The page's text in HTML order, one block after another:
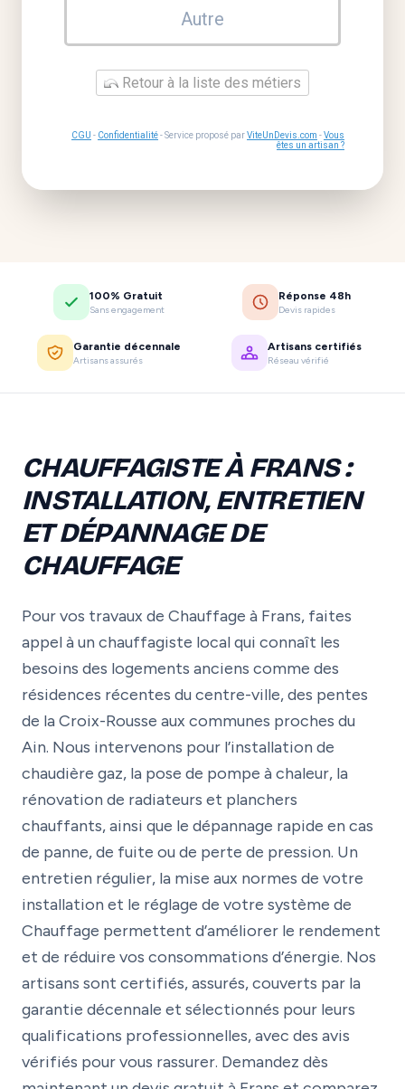
Autre
Retour à la liste des métiers
CGU - Confidentialité- Service proposé parViteUnDevis.com -Vous
êtes un artisan ?
100% Gratuit
Sans engagement
Réponse 48h
Devis rapides
Garantie décennale
Artisans assurés
Artisans certifiés
Réseau vérifié
CHAUFFAGISTE À FRANS :
INSTALLATION, ENTRETIEN
ET DÉPANNAGE DE
CHAUFFAGE
Pour vos travaux de Chauffage à Frans, faites
appel à un chauffagiste local qui connaît les
besoins des logements anciens comme des
résidences récentes du centre-ville, des pentes
de la Croix-Rousse aux communes proches du
Ain. Nous intervenons pour l’installation de
chaudière gaz, la pose de pompe à chaleur, la
rénovation de radiateurs et planchers
chauffants, ainsi que le dépannage rapide en cas
de panne, de fuite ou de perte de pression. Un
entretien régulier, la mise aux normes de votre
installation et le réglage de votre système de
Chauffage permettent d’améliorer le rendement
et de réduire vos consommations d’énergie. Nos
artisans sont certifiés, assurés, couverts par la
garantie décennale et sélectionnés pour leurs
qualifications professionnelles, avec des avis
vérifiés pour vous rassurer. Demandez dès